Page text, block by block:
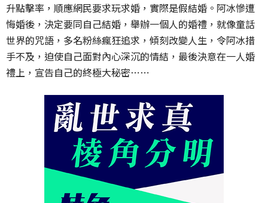
升點擊率，順應網民要求玩求婚，實際是假結婚。阿冰慘遭
悔婚後，決定要同自己結婚，舉辦一個人的婚禮，就像童話
世界的咒語，多名粉絲瘋狂追求，傾刻改變人生，令阿冰措
手不及，迫使自己面對內心深沉的情結，最後決意在一人婚
禮上，宣告自己的終極大秘密⋯⋯